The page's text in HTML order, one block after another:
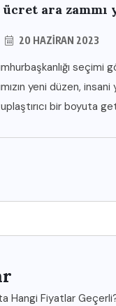
ücret ara zammı
20 HAZIRAN 2023
seçimi
yeni düzen,
bir boyuta
Hangi Fiyatlar